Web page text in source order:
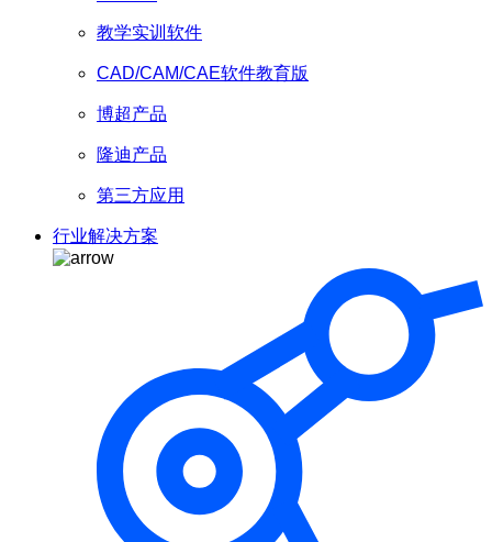
教学实训软件
CAD/CAM/CAE软件教育版
博超产品
隆迪产品
第三方应用
行业解决方案